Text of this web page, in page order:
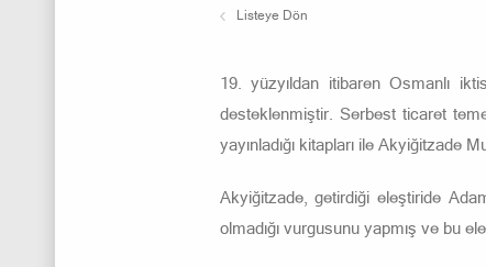
Listeye Dön
19. yüzyıldan itibaren Osmanlı
desteklenmiştir. Serbest ticaret
yayınladığı kitapları ile Akyiğitzade
Akyiğitzade, getirdiği eleştiride
olmadığı vurgusunu yapmış ve bu